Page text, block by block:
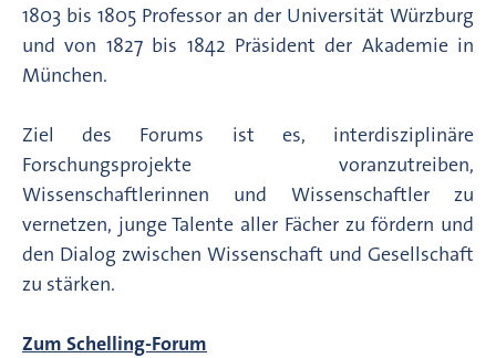
1803 bis 1805 Professor an der Universität Würzburg
und von 1827 bis 1842 Präsident der Akademie in
München.
Ziel des Forums ist es, interdisziplinäre
Forschungsprojekte voranzutreiben,
Wissenschaftlerinnen und Wissenschaftler zu
vernetzen, junge Talente aller Fächer zu fördern und
den Dialog zwischen Wissenschaft und Gesellschaft
zu stärken.
Zum Schelling-Forum